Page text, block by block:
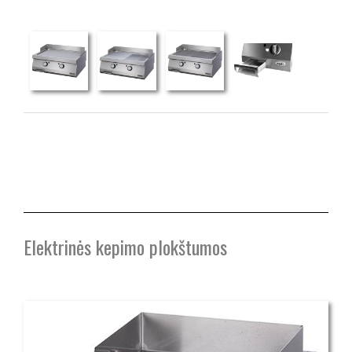
Elektrinės kepimo plokštumos